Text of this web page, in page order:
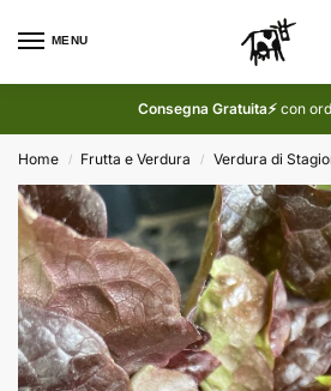
MENU
Consegna Gratuita⚡ con
Home / Frutta e Verdura / Verdura di